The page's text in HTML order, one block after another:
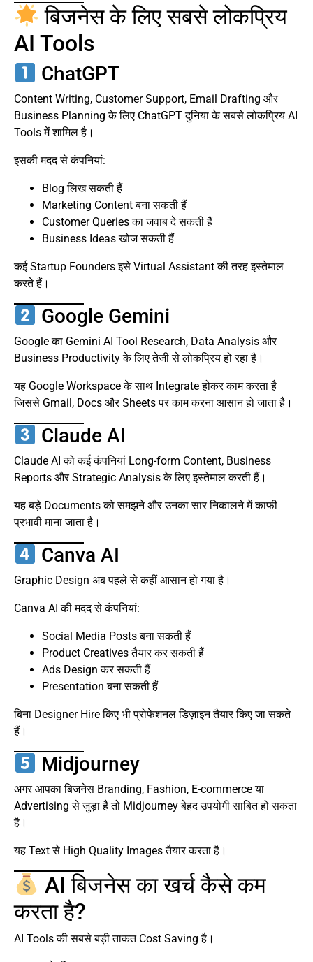
बिजनेस के लिए सबसे लोकप्रिय
AI Tools
ChatGPT
Content Writing, Customer Support, Email Drafting और
Business Planning के लिए ChatGPT दुनिया के सबसे लोकप्रिय AI
Tools में शामिल है।
इसकी मदद से कंपनियां:
Blog लिख सकती हैं
Marketing Content बना सकती हैं
Customer Queries का जवाब दे सकती हैं
Business Ideas खोज सकती हैं
कई Startup Founders इसे Virtual Assistant की तरह इस्तेमाल
करते हैं।
Google Gemini
Google का Gemini AI Tool Research, Data Analysis और
Business Productivity के लिए तेजी से लोकप्रिय हो रहा है।
यह Google Workspace के साथ Integrate होकर काम करता है
जिससे Gmail, Docs और Sheets पर काम करना आसान हो जाता है।
Claude AI
Claude AI को कई कंपनियां Long-form Content, Business
Reports और Strategic Analysis के लिए इस्तेमाल करती हैं।
यह बड़े Documents को समझने और उनका सार निकालने में काफी
प्रभावी माना जाता है।
Canva AI
Graphic Design अब पहले से कहीं आसान हो गया है।
Canva AI की मदद से कंपनियां:
Social Media Posts बना सकती हैं
Product Creatives तैयार कर सकती हैं
Ads Design कर सकती हैं
Presentation बना सकती हैं
बिना Designer Hire किए भी प्रोफेशनल डिज़ाइन तैयार किए जा सकते
हैं।
Midjourney
अगर आपका बिजनेस Branding, Fashion, E-commerce या
Advertising से जुड़ा है तो Midjourney बेहद उपयोगी साबित हो सकता
है।
यह Text से High Quality Images तैयार करता है।
AI बिजनेस का खर्च कैसे कम
करता है?
AI Tools की सबसे बड़ी ताकत Cost Saving है।